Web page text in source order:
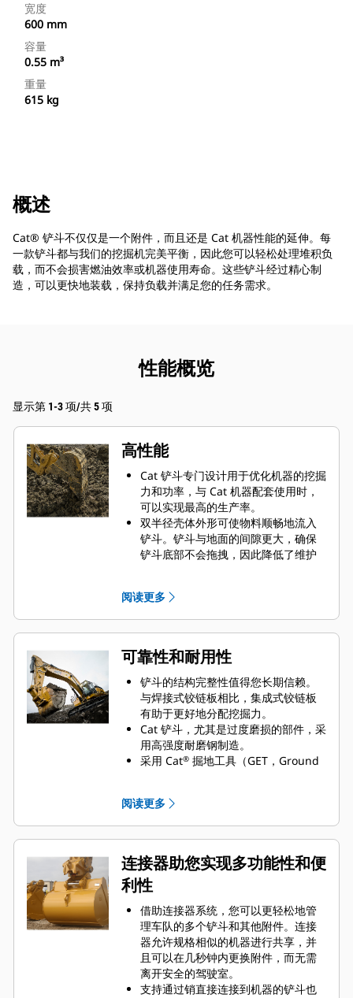
宽度
600 mm
容量
0.55 m³
重量
615 kg
概述
Cat® 铲斗不仅仅是一个附件，而且还是 Cat 机器性能的延伸。每
一款铲斗都与我们的挖掘机完美平衡，因此您可以轻松处理堆积负
载，而不会损害燃油效率或机器使用寿命。这些铲斗经过精心制
造，可以更快地装载，保持负载并满足您的任务需求。
性能概览
显示第 1-3 项/共 5 项
高性能
Cat 铲斗专门设计用于优化机器的挖掘
力和功率，与 Cat 机器配套使用时，
可以实现最高的生产率。
双半径壳体外形可使物料顺畅地流入
铲斗。铲斗与地面的间隙更大，确保
铲斗底部不会拖拽，因此降低了维护
可以快速铲挖物料，提高了机器的整
体工作效率。
您可在更短的时间内装载更多的物
料。铲斗形状和侧挡板精心设计而
成，让您每次装载都可将大部分物料
保留在铲斗内。
阅读更多
可靠性和耐用性
铲斗的结构完整性值得您长期信赖。
与焊接式铰链板相比，集成式铰链板
有助于更好地分配挖掘力。
Cat 铲斗，尤其是过度磨损的部件，采
用高强度耐磨钢制造。
采用 Cat® 掘地工具（GET，Ground
助于保护铲斗中最常接触和穿过物料
的部件。
通过为您的铲斗和应用组合选择合适
的 GET 来降低维护成本。
铲斗齿尖提供多种选择，确保适合您
的具体应用。无论您需要获得平整的
挖掘底面还是挖掘坚硬的磨蚀性物
料，总有一款齿尖解决方案适合您。
阅读更多
连接器助您实现多功能性和便
利性
借助连接器系统，您可以更轻松地管
理车队的多个铲斗和其他附件。连接
器允许规格相似的机器进行共享，并
且可以在几秒钟内更换附件，而无需
离开安全的驾驶室。
支持通过销直接连接到机器的铲斗也